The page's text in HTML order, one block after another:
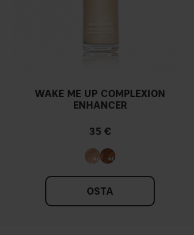
WAKE ME UP COMPLEXION
ENHANCER
35 €
OSTA